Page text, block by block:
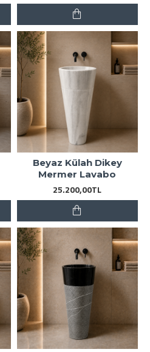
Beyaz Külah Dikey
Mermer Lavabo
25.200,00TL